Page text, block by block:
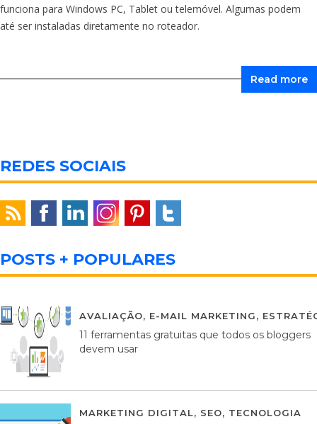
funciona para Windows PC, Tablet ou telemóvel. Algumas podem
até ser instaladas diretamente no roteador.
Read more
REDES SOCIAIS
POSTS + POPULARES
AVALIAÇÃO, E-MAIL MARKETING,
11 ferramentas gratuitas que todos os bloggers
devem usar
MARKETING DIGITAL, SEO, TECNOLOGIA